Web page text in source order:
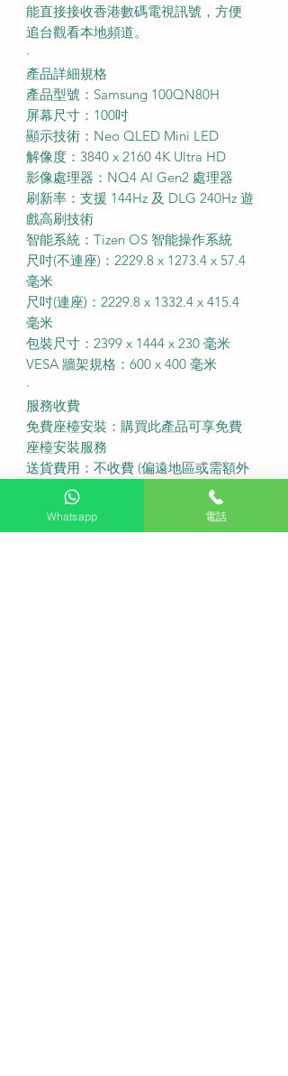
能直接接收香港數碼電視訊號，方便
追台觀看本地頻道。
·
產品詳細規格
產品型號：Samsung 100QN80H
屏幕尺寸：100吋
顯示技術：Neo QLED Mini LED
解像度：3840 x 2160 4K Ultra HD
影像處理器：NQ4 AI Gen2 處理器
刷新率：支援 144Hz 及 DLG 240Hz 遊
戲高刷技術
智能系統：Tizen OS 智能操作系統
尺吋(不連座)：2229.8 x 1273.4 x 57.4
毫米
尺吋(連座)：2229.8 x 1332.4 x 415.4
毫米
包裝尺寸：2399 x 1444 x 230 毫米
VESA 牆架規格：600 x 400 毫米
·
服務收費
免費座檯安裝：購買此產品可享免費
座檯安裝服務
送貨費用：不收費 (偏遠地區或需額外
固定式掛牆費用：不收費
備注：如有特色牆身(雲石、磁磚等) 或
Whatsapp 電話